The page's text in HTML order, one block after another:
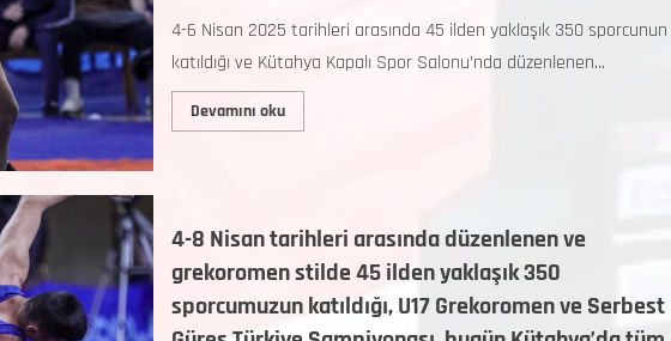
4-6 Nisan 2025 tarihleri arasında 45 ilden yaklaşık 350 sporcunun
katıldığı ve Kütahya Kapalı Spor Salonu’nda düzenlenen...
Devamını oku
4-8 Nisan tarihleri arasında düzenlenen ve
grekoromen stilde 45 ilden yaklaşık 350
sporcumuzun katıldığı, U17 Grekoromen ve Serbest